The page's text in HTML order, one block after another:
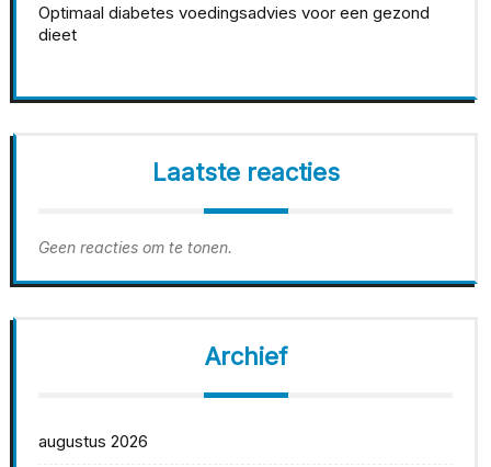
Optimaal diabetes voedingsadvies voor een gezond
dieet
Laatste reacties
Geen reacties om te tonen.
Archief
augustus 2026